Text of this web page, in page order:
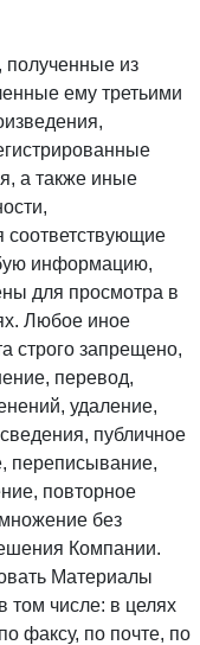
полученные из
ему третьими
а также иные
соответствующие
информацию,
для просмотра в
Любое иное
строго запрещено,
перевод,
удаление,
публичное
переписывание,
повторное
без
Компании.
Материалы
том числе: в целях
факсу, по почте, по